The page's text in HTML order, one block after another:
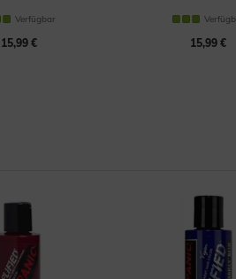
Verfügbar
15,99 € 15,99 €